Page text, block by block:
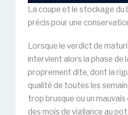
La coupe et le stockage
précis pour une
Lorsque le verdict de
intervient alors la phase de
proprement dite, dont la
qualité de toutes les
trop brusque ou un
des mois de vigilance au